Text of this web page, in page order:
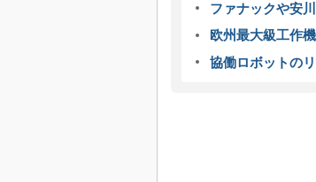
ファナックや安
欧州最大級工作
協働ロボットの